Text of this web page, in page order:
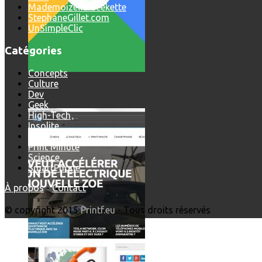
Comment utiliser « Photoshop » gratuitement et légalement
Mademoizelle Geekette
StephaneGillet.com
UnSimpleClic
Catégories
Concepts
Culture
Dev
Geek
High-Tech
Insolite
News
Print'Minute
Science
SmartPhone
À propos-Contact
© copyright 2015Printf.eu - Tous droits réservés